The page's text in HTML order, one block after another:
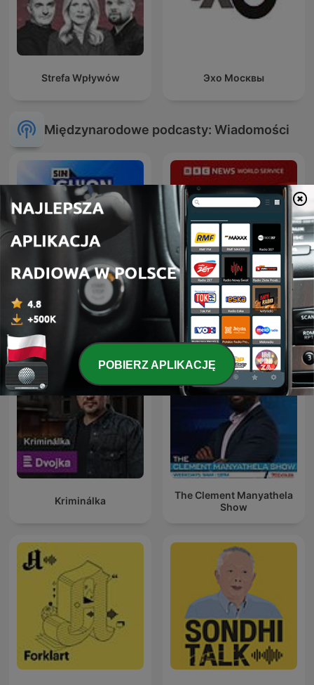
Strefa Wpływów Эхо Москвы
Międzynarodowe podcasty: Wiadomości
La Republica - Sin guion Global News Podcast
Kriminálka
The Clement Manyathela
Show
POBIERZ APLIKACJĘ